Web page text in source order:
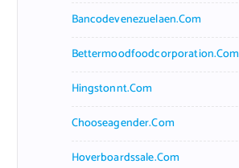
Bancodevenezuelaen.com
Bettermoodfoodcorporation.com
Hingstonnt.com
Chooseagender.com
Hoverboardssale.com